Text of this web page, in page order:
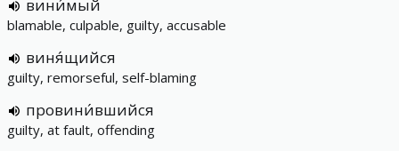
вини́мый
blamable, culpable, guilty, accusable
виня́щийся
guilty, remorseful, self-blaming
провини́вшийся
guilty, at fault, offending